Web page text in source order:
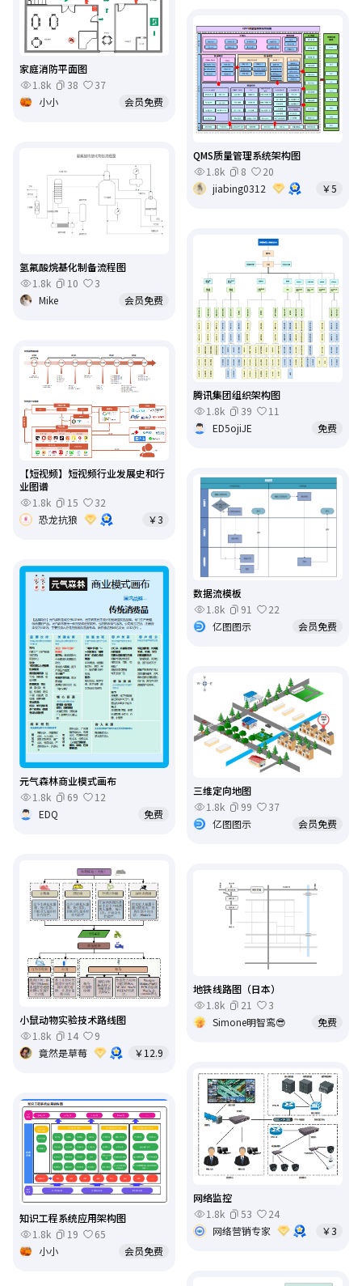
家庭消防平面图
1.8k
38
37
小小
会员免费
QMS质量管理系统架构图
1.8k
8
20
jiabing0312
￥5
氢氟酸烷基化制备流程图
1.8k
10
3
Mike
会员免费
腾讯集团组织架构图
1.8k
39
11
ED5ojiJE
免费
【短视频】短视频行业发展史和行
业图谱
1.8k
15
32
恐龙抗狼
￥3
数据流模板
1.8k
91
22
亿图图示
会员免费
元气森林商业模式画布
1.8k
69
12
EDQ
免费
三维定向地图
1.8k
99
37
亿图图示
会员免费
小鼠动物实验技术路线图
1.8k
14
9
竟然是草莓
￥12.9
地铁线路图（日本）
1.8k
21
3
Simone明智鸾😎
免费
网络监控
1.8k
53
24
网络营销专家
￥3
知识工程系统应用架构图
1.8k
19
65
小小
会员免费